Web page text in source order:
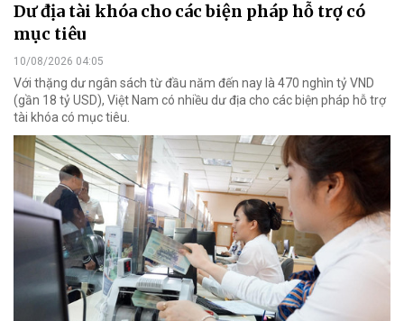
Dư địa tài khóa cho các biện pháp hỗ trợ có
mục tiêu
10/08/2026 04:05
Với thặng dư ngân sách từ đầu năm đến nay là 470 nghìn tỷ VND
(gần 18 tỷ USD), Việt Nam có nhiều dư địa cho các biện pháp hỗ trợ
tài khóa có mục tiêu.